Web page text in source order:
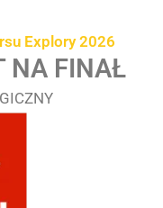
Explory 2026
NA FINAŁ